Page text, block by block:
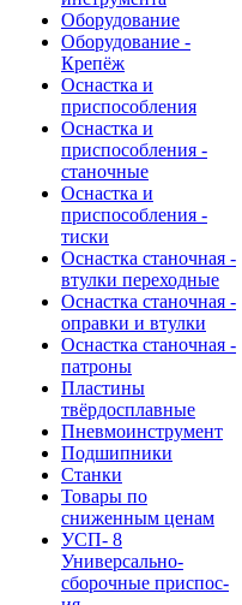
Оборудование
Оборудование -
Крепёж
Оснастка и
приспособления
Оснастка и
приспособления -
станочные
Оснастка и
приспособления -
тиски
Оснастка станочная -
втулки переходные
Оснастка станочная -
оправки и втулки
Оснастка станочная -
патроны
Пластины
твёрдосплавные
Пневмоинструмент
Подшипники
Станки
Товары по
сниженным ценам
УСП- 8
Универсально-
сборочные приспос-